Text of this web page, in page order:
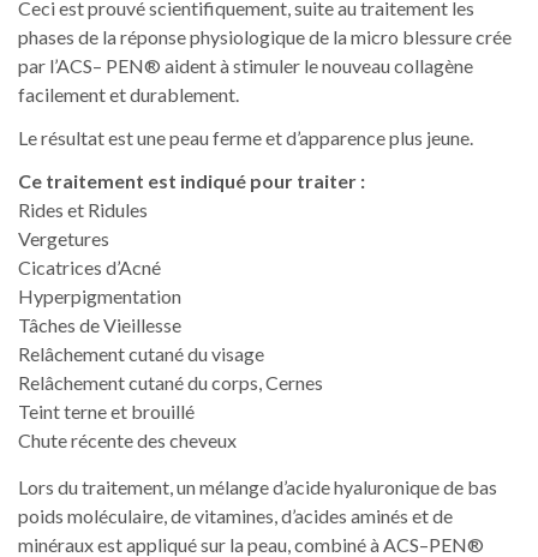
Ceci est prouvé scientifiquement, suite au traitement les
phases de la réponse physiologique de la micro blessure crée
par l’ACS– PEN® aident à stimuler le nouveau collagène
facilement et durablement.
Le résultat est une peau ferme et d’apparence plus jeune.
Ce traitement est indiqué pour traiter :
Rides et Ridules
Vergetures
Cicatrices d’Acné
Hyperpigmentation
Tâches de Vieillesse
Relâchement cutané du visage
Relâchement cutané du corps, Cernes
Teint terne et brouillé
Chute récente des cheveux
Lors du traitement, un mélange d’acide hyaluronique de bas
poids moléculaire, de vitamines, d’acides aminés et de
minéraux est appliqué sur la peau, combiné à ACS–PEN®